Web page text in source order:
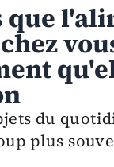
que
du
plus